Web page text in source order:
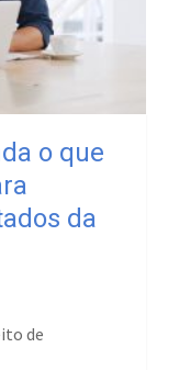
o que
da
de